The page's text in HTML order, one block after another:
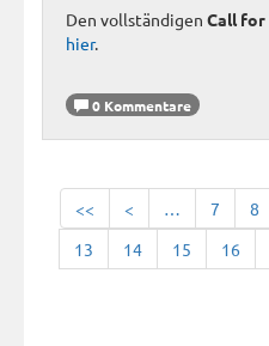
Den vollständigen Call for
hier.
0 Kommentare
<< < … 7 8
13
14 15 16